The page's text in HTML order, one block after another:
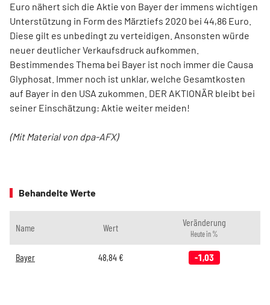
Euro nähert sich die Aktie von Bayer der immens wichtigen
Unterstützung in Form des Märztiefs 2020 bei 44,86 Euro.
Diese gilt es unbedingt zu verteidigen. Ansonsten würde
neuer deutlicher Verkaufsdruck aufkommen.
Bestimmendes Thema bei Bayer ist noch immer die Causa
Glyphosat. Immer noch ist unklar, welche Gesamtkosten
auf Bayer in den USA zukommen. DER AKTIONÄR bleibt bei
seiner Einschätzung: Aktie weiter meiden!
(Mit Material von dpa-AFX)
Behandelte Werte
Name Wert Veränderung
Heute in %
Bayer 48,84€ -1,03